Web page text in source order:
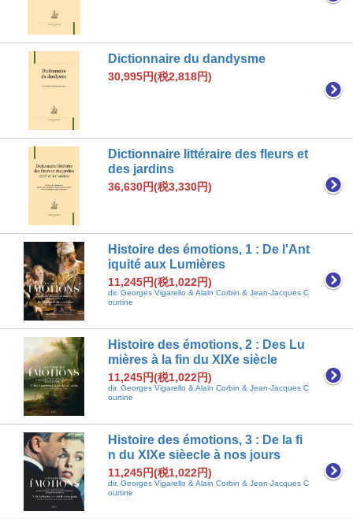
Dictionnaire du dandysme
30,995円(税2,818円)
Dictionnaire littéraire des fleurs et
des jardins
36,630円(税3,330円)
Histoire des émotions, 1 : De l'Ant
iquité aux Lumières
11,245円(税1,022円)
dir. Georges Vigarello & Alain Corbin & Jean-Jacques C
ourtine
Histoire des émotions, 2 : Des Lu
mières à la fin du XIXe siècle
11,245円(税1,022円)
dir. Georges Vigarello & Alain Corbin & Jean-Jacques C
ourtine
Histoire des émotions, 3 : De la fi
n du XIXe sièecle à nos jours
11,245円(税1,022円)
dir. Georges Vigarello & Alain Corbin & Jean-Jacques C
ourtine